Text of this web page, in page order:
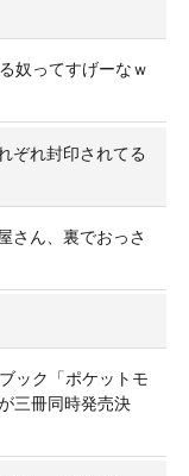
奴ってすげーなｗ
ぞれ封印されてる
さん、裏でおっさ
ック「ポケットモ
三冊同時発売決